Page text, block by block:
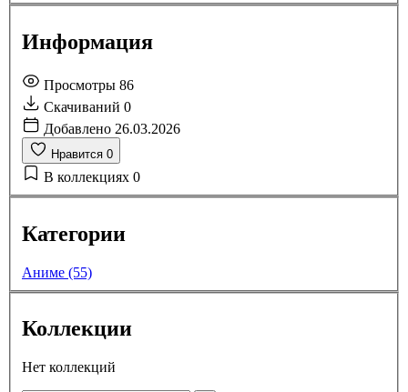
Информация
Просмотры 86
Скачиваний 0
Добавлено 26.03.2026
Нравится 0
В коллекциях 0
Категории
Аниме (55)
Коллекции
Нет коллекций